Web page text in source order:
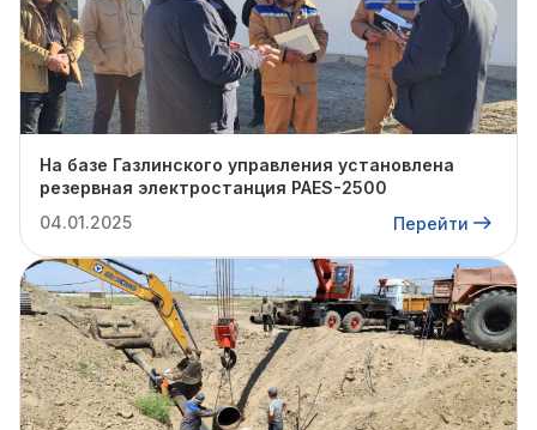
На базе Газлинского управления установлена
резервная электростанция PAES-2500
04.01.2025
Перейти